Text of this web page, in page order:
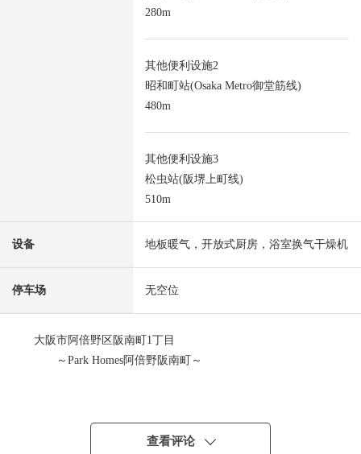
280m
其他便利设施2
昭和町站(Osaka Metro御堂筋线)
480m
其他便利设施3
松虫站(阪堺上町线)
510m
设备 地板暖气，开放式厨房，浴室换气干燥机
停车场 无空位
大阪市阿倍野区阪南町1丁目
～Park Homes阿倍野阪南町～
0三井不动产RESIDENTIAL开发并分售
0大阪Metro谷町线"文里"车站步行4分钟
查看评论